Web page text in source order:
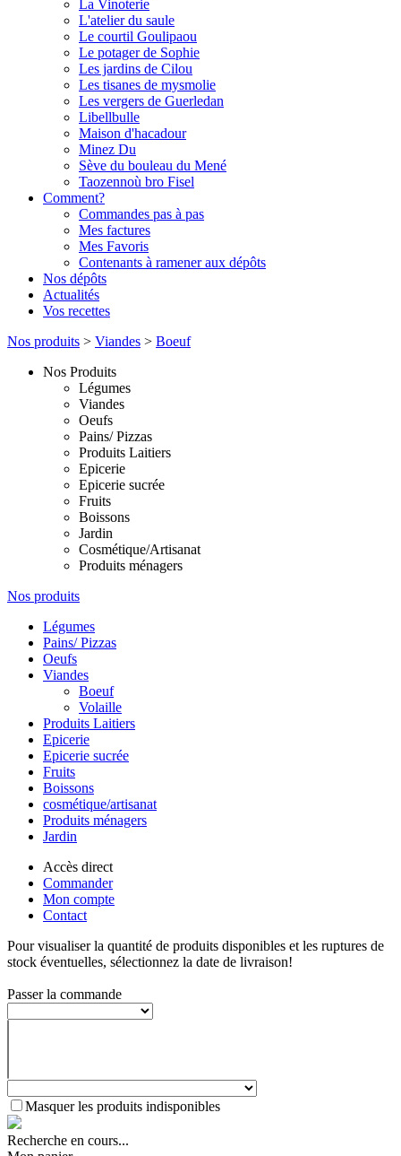
La Vinoterie
L'atelier du saule
Le courtil Goulipaou
Le potager de Sophie
Les jardins de Cilou
Les tisanes de mysmolie
Les vergers de Guerledan
Libellbulle
Maison d'hacadour
Minez Du
Sève du bouleau du Mené
Taozennoù bro Fisel
Comment?
Commandes pas à pas
Mes factures
Mes Favoris
Contenants à ramener aux dépôts
Nos dépôts
Actualités
Vos recettes
Nos produits > Viandes > Boeuf
Nos Produits
Légumes
Viandes
Oeufs
Pains/ Pizzas
Produits Laitiers
Epicerie
Epicerie sucrée
Fruits
Boissons
Jardin
Cosmétique/Artisanat
Produits ménagers
Nos produits
Légumes
Pains/ Pizzas
Oeufs
Viandes
Boeuf
Volaille
Produits Laitiers
Epicerie
Epicerie sucrée
Fruits
Boissons
cosmétique/artisanat
Produits ménagers
Jardin
Accès direct
Commander
Mon compte
Contact
Pour visualiser la quantité de produits disponibles et les ruptures de
stock éventuelles, sélectionnez la date de livraison!
Passer la commande
Masquer les produits indisponibles
Recherche en cours...